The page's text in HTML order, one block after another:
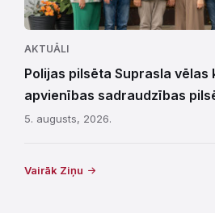
AKTUĀLI
Polijas pilsēta Suprasla vēlas
apvienības sadraudzības
5. augusts, 2026.
Vairāk Ziņu